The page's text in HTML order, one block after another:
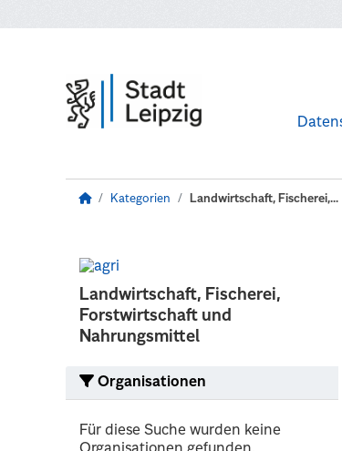
Kategorien Landwirtschaft, Fischerei,...
Landwirtschaft, Fischerei,
Forstwirtschaft und
Nahrungsmittel
Organisationen
Für diese Suche wurden keine